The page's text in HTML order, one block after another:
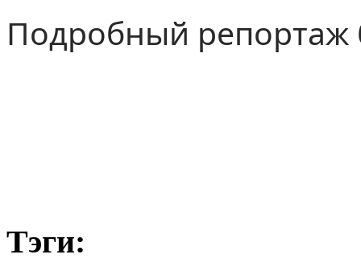
Подробный репортаж
Тэги: